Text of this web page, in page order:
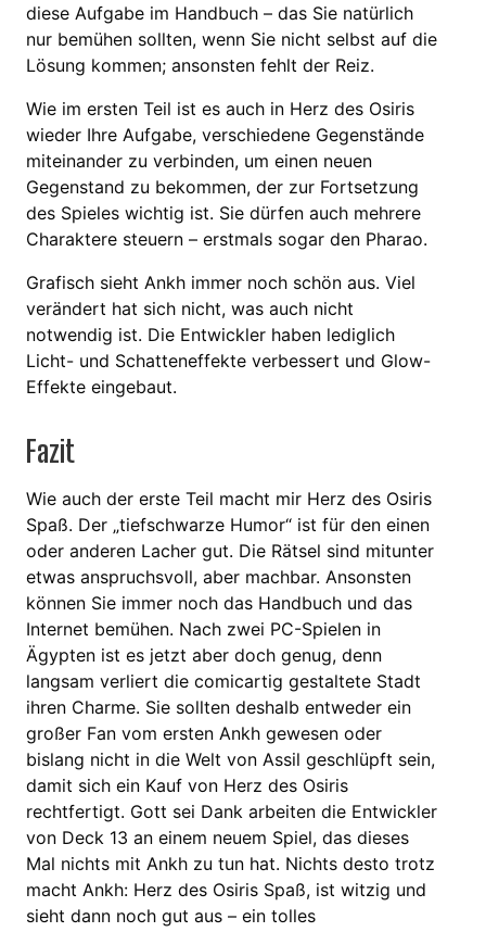
diese Aufgabe im Handbuch – das Sie natürlich
nur bemühen sollten, wenn Sie nicht selbst auf die
Lösung kommen; ansonsten fehlt der Reiz.
Wie im ersten Teil ist es auch in Herz des Osiris
wieder Ihre Aufgabe, verschiedene Gegenstände
miteinander zu verbinden, um einen neuen
Gegenstand zu bekommen, der zur Fortsetzung
des Spieles wichtig ist. Sie dürfen auch mehrere
Charaktere steuern – erstmals sogar den Pharao.
Grafisch sieht Ankh immer noch schön aus. Viel
verändert hat sich nicht, was auch nicht
notwendig ist. Die Entwickler haben lediglich
Licht- und Schatteneffekte verbessert und Glow-
Effekte eingebaut.
Fazit
Wie auch der erste Teil macht mir Herz des Osiris
Spaß. Der „tiefschwarze Humor“ ist für den einen
oder anderen Lacher gut. Die Rätsel sind mitunter
etwas anspruchsvoll, aber machbar. Ansonsten
können Sie immer noch das Handbuch und das
Internet bemühen. Nach zwei PC-Spielen in
Ägypten ist es jetzt aber doch genug, denn
langsam verliert die comicartig gestaltete Stadt
ihren Charme. Sie sollten deshalb entweder ein
großer Fan vom ersten Ankh gewesen oder
bislang nicht in die Welt von Assil geschlüpft sein,
damit sich ein Kauf von Herz des Osiris
rechtfertigt. Gott sei Dank arbeiten die Entwickler
von Deck 13 an einem neuem Spiel, das dieses
Mal nichts mit Ankh zu tun hat. Nichts desto trotz
macht Ankh: Herz des Osiris Spaß, ist witzig und
sieht dann noch gut aus – ein tolles